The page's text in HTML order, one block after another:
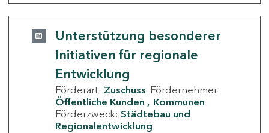
Unterstützung besonderer
Initiativen für regionale
Entwicklung
Förderart: Zuschuss Fördernehmer:
Öffentliche Kunden
Kommunen
Förderzweck: Städtebau und
Regionalentwicklung